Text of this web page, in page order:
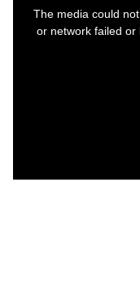
The media could
or network failed or